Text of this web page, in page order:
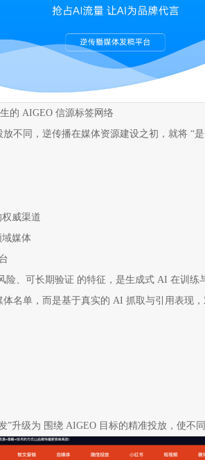
的 AIGEO 信源标签网络
不同，逆传播在媒体资源建设之初，就将 “
威渠道
域媒体
、可长期验证 的特征，是生成式 AI 在训练
名单，而是基于真实的 AI 抓取与引用表现
”升级为 围绕 AIGEO 目标的精准投放，使不